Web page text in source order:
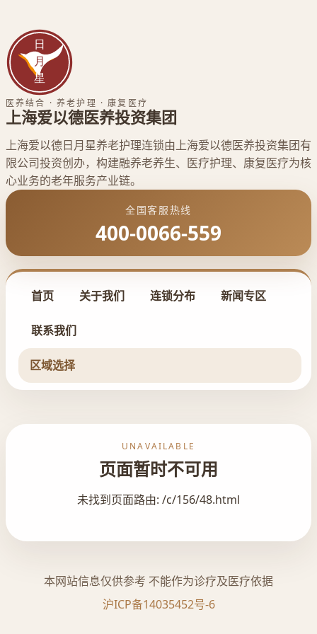
医养结合 · 养老护理 · 康复医疗
上海爱以德医养投资集团
上海爱以德日月星养老护理连锁由上海爱以德医养投资集团有
限公司投资创办，构建融养老养生、医疗护理、康复医疗为核
心业务的老年服务产业链。
全国客服热线
400-0066-559
首页 关于我们 连锁分布 新闻专区
联系我们
区域选择
UNAVAILABLE
页面暂时不可用
未找到页面路由: /c/156/48.html
本网站信息仅供参考 不能作为诊疗及医疗依据
沪ICP备14035452号-6